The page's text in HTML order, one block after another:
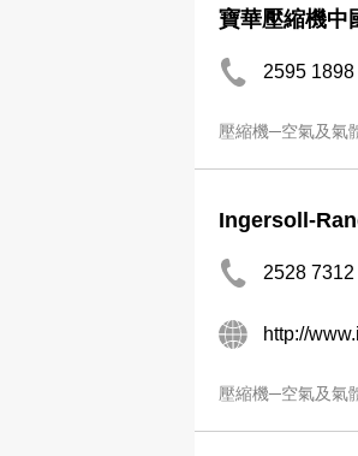
寶華壓縮機中
2595 1898
壓縮機─空氣及氣
Ingersoll-
2528 7312
http://
壓縮機─空氣及氣